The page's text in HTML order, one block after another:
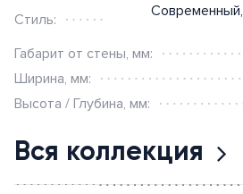
Вся коллекция
Стиль:
Современный,
Габарит от стены, мм:
Ширина, мм:
Высота / Глубина, мм: